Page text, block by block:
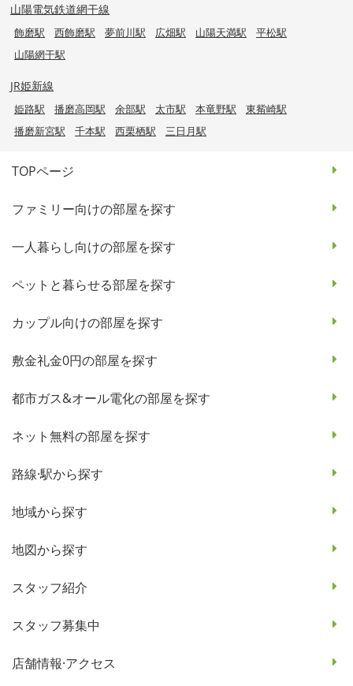
山陽電気鉄道網干線
飾磨駅 西飾磨駅 夢前川駅 広畑駅 山陽天満駅
平松駅
山陽網干駅
JR姫新線
姫路駅 播磨高岡駅 余部駅 太市駅 本竜野駅
東觜崎駅
播磨新宮駅
千本駅 西栗栖駅 三日月駅
TOPページ
ファミリー向けの部屋を探す
一人暮らし向けの部屋を探す
ペットと暮らせる部屋を探す
カップル向けの部屋を探す
敷金礼金0円の部屋を探す
都市ガス&オール電化の部屋を探す
ネット無料の部屋を探す
路線·駅から探す
地域から探す
地図から探す
スタッフ紹介
スタッフ募集中
店舗情報·アクセス